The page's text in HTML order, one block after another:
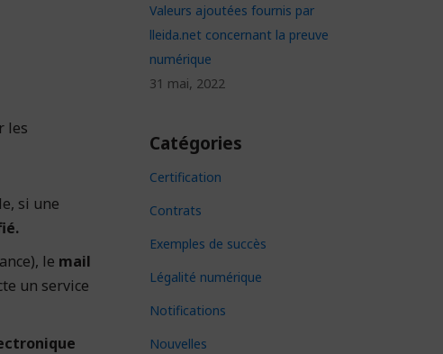
les
si une
le mail
un service
Valeurs ajoutées fournis par
lleida.net concernant la preuve
numérique
31 mai, 2022
Catégories
Certification
Contrats
Exemples de succès
Légalité numérique
Notifications
Nouvelles